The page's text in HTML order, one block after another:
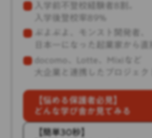
docomo、Lotte、Mixiなど
【悩める保護者必見】
どんな学び舎か見てみる
【簡単30秒】